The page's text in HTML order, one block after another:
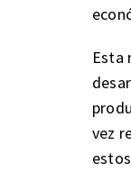
Esta
vez